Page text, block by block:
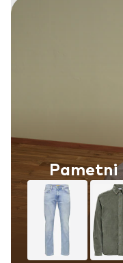
Pametni